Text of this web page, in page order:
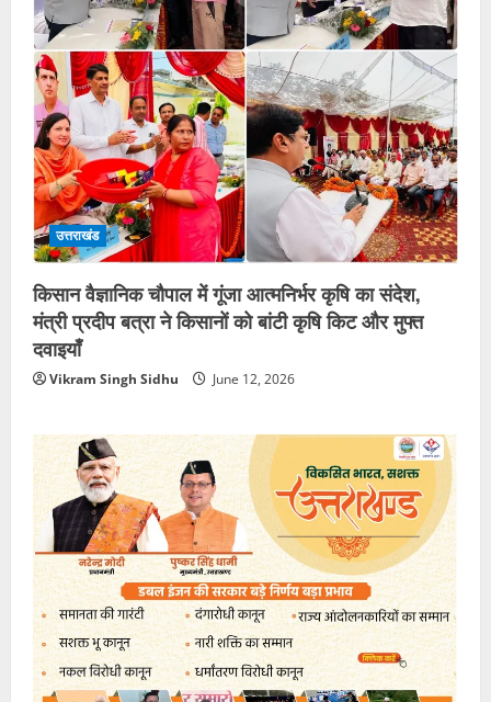
उत्तराखंड
किसान वैज्ञानिक चौपाल में गूंजा आत्मनिर्भर कृषि का संदेश,
मंत्री प्रदीप बत्रा ने किसानों को बांटी कृषि किट और मुफ्त
दवाइयाँ
Vikram Singh Sidhu June 12, 2026